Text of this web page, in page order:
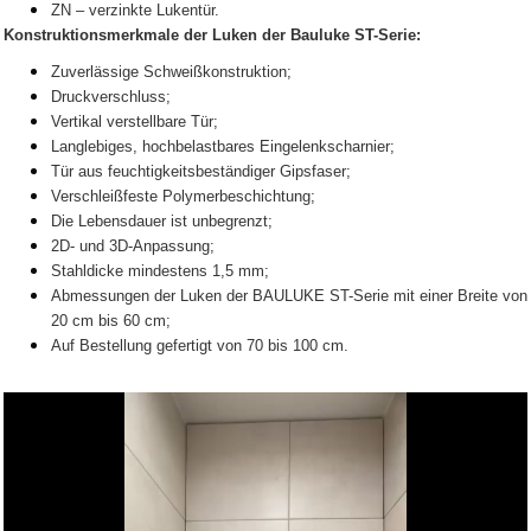
ZN – verzinkte Lukentür.
Konstruktionsmerkmale der Luken der Bauluke ST-Serie:
Zuverlässige Schweißkonstruktion;
Druckverschluss;
Vertikal verstellbare Tür;
Langlebiges, hochbelastbares Eingelenkscharnier;
Tür aus feuchtigkeitsbeständiger Gipsfaser;
Verschleißfeste Polymerbeschichtung;
Die Lebensdauer ist unbegrenzt;
2D- und 3D-Anpassung;
Stahldicke mindestens 1,5 mm;
Abmessungen der Luken der BAULUKE ST-Serie mit einer Breite von
20 cm bis 60 cm;
Auf Bestellung gefertigt von 70 bis 100 cm.